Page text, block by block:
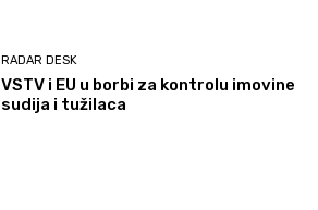
RADAR DESK
VSTV i EU u borbi za kontrolu imovine
sudija i tužilaca